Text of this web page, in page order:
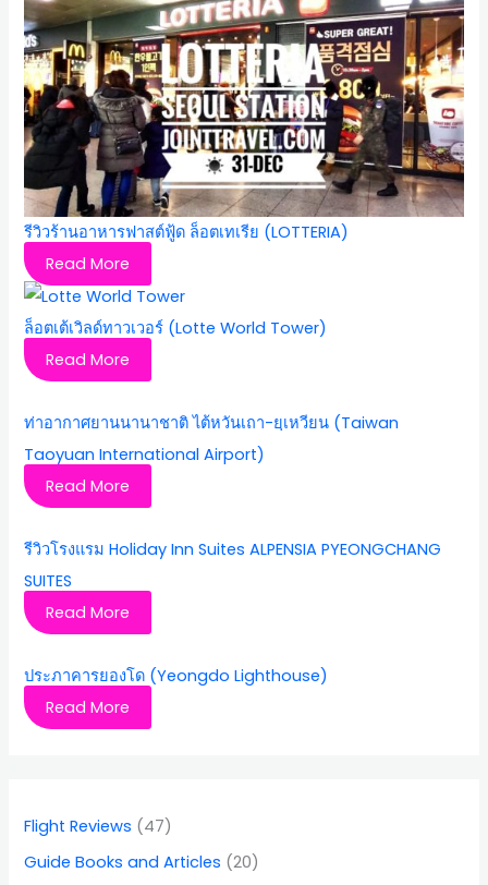
รีวิวร้านอาหารฟาสต์ฟู้ด ล็อตเทเรีย (LOTTERIA)
Read More
ล็อตเต้เวิลด์ทาวเวอร์ (Lotte World Tower)
Read More
ท่าอากาศยานนานาชาติ ไต้หวันเถา-ยฺเหวียน (Taiwan
Taoyuan International Airport)
Read More
รีวิวโรงแรม Holiday Inn Suites ALPENSIA PYEONGCHANG
SUITES
Read More
ประภาคารยองโด (Yeongdo Lighthouse)
Read More
Flight Reviews (47)
Guide Books and Articles (20)